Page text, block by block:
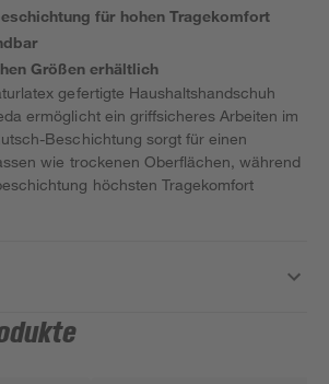
für hohen Tragekomfort
Größen erhältlich
gefertigte Haushaltshandschuh
ermöglicht ein griffsicheres Arbeiten im
Beschichtung sorgt für einen
wie trockenen Oberflächen, während
höchsten Tragekomfort